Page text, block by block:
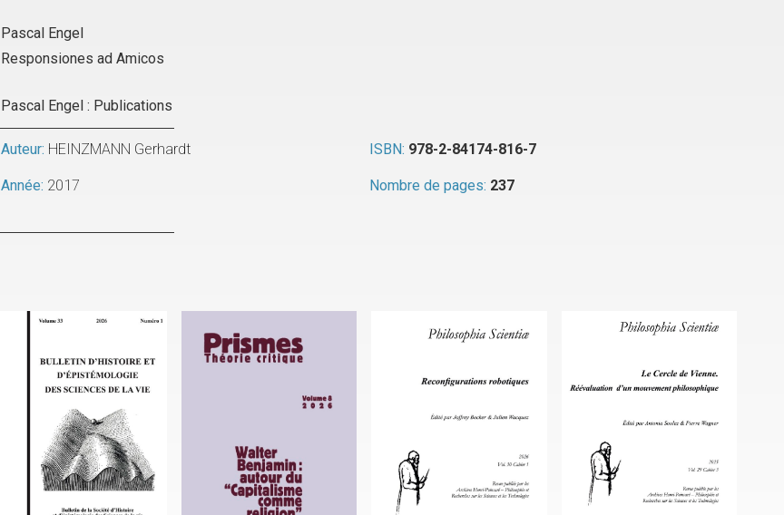
Pascal Engel
Responsiones ad Amicos
Pascal Engel : Publications
Auteur: HEINZMANN Gerhardt ISBN: 978-2-84174-816-7
Année: 2017 Nombre de pages: 237